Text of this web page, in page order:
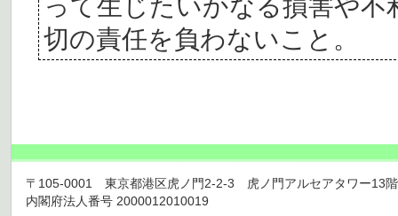
切の責任を負わないこと。
〒105-0001 東京都港区虎ノ門2-2-3 虎ノ門アルセアタワー13
内閣府法人番号 2000012010019